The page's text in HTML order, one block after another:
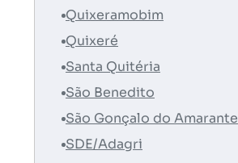
Quixeramobim
Quixeré
Santa Quitéria
São Benedito
São Gonçalo do Amarante
SDE/Adagri